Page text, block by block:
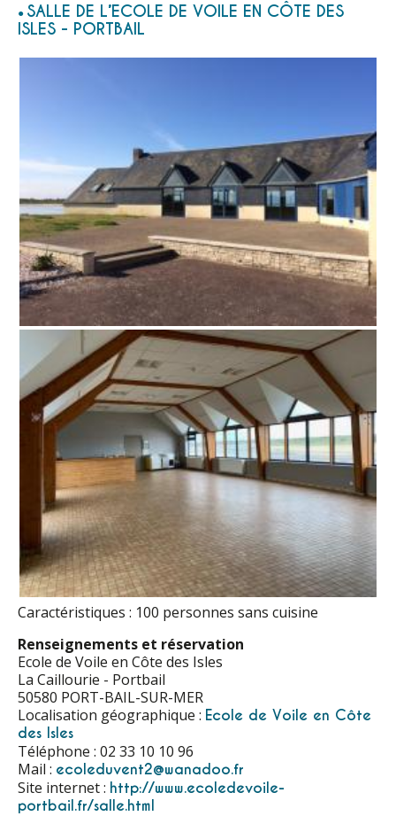
SALLE DE L’ECOLE DE VOILE EN CÔTE DES
ISLES - PORTBAIL
Caractéristiques : 100 personnes sans cuisine
Renseignements et réservation
Ecole de Voile en Côte des Isles
La Caillourie - Portbail
50580 PORT-BAIL-SUR-MER
Localisation géographique : Ecole de Voile en Côte
des Isles
Téléphone : 02 33 10 10 96
Mail : ecoleduvent2@wanadoo.fr
Site internet : http://www.ecoledevoile-
portbail.fr/salle.html